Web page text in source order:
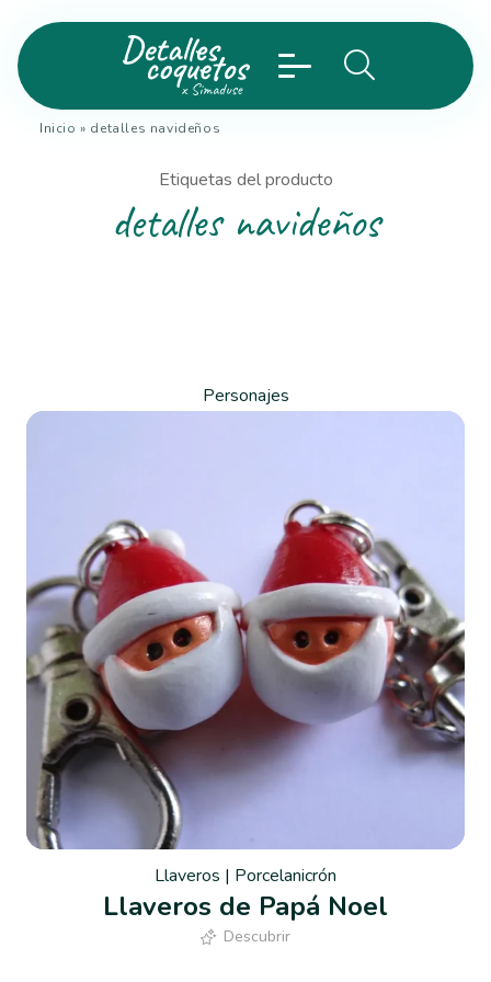
Inicio » detalles navideños
Etiquetas del producto
detalles navideños
Personajes
Llaveros | Porcelanicrón
Llaveros de Papá Noel
Descubrir